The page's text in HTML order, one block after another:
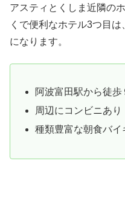
アスティとくしま近隣の
くで便利なホテル3つ目は
になります。
阿波富田駅から徒歩
周辺にコンビニあり
種類豊富な朝食バイ